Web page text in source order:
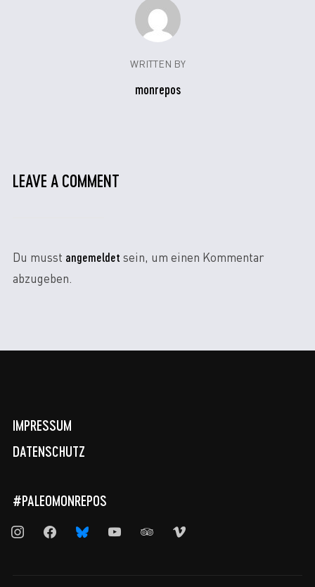
WRITTEN BY
monrepos
LEAVE A COMMENT
Du musst angemeldet sein, um einen Kommentar
abzugeben.
IMPRESSUM
DATENSCHUTZ
#PALEOMONREPOS
instagramfacebookbluesky youtube tripadvisor
vimeo